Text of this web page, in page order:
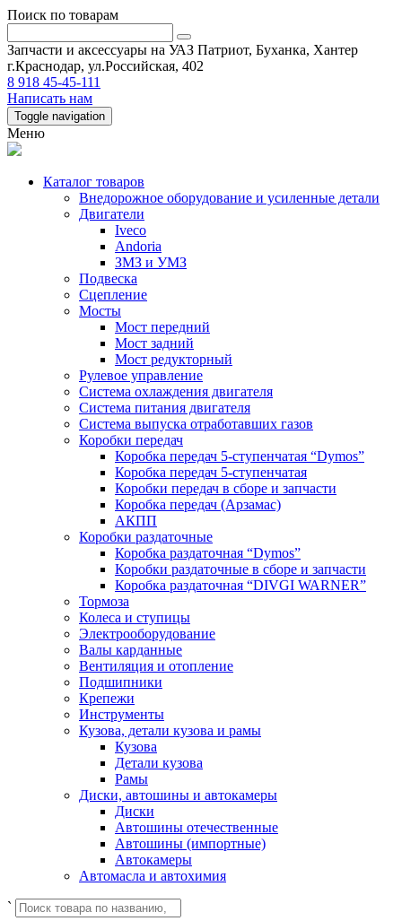
Поиск по товарам
Запчасти и аксессуары на УАЗ Патриот, Буханка, Хантер
г.Краснодар, ул.Российская, 402
8 918 45-45-111
Написать нам
Toggle navigation
Меню
Каталог товаров
Внедорожное оборудование и усиленные детали
Двигатели
Iveco
Andoria
ЗМЗ и УМЗ
Подвеска
Сцепление
Мосты
Мост передний
Мост задний
Мост редукторный
Рулевое управление
Система охлаждения двигателя
Система питания двигателя
Система выпуска отработавших газов
Коробки передач
Коробка передач 5-ступенчатая “Dymos”
Коробка передач 5-ступенчатая
Коробки передач в сборе и запчасти
Коробка передач (Арзамас)
АКПП
Коробки раздаточные
Коробка раздаточная “Dymos”
Коробки раздаточные в сборе и запчасти
Коробка раздаточная “DIVGI WARNER”
Тормоза
Колеса и ступицы
Электрооборудование
Валы карданные
Вентиляция и отопление
Подшипники
Крепежи
Инструменты
Кузова, детали кузова и рамы
Кузова
Детали кузова
Рамы
Диски, автошины и автокамеры
Диски
Автошины отечественные
Автошины (импортные)
Автокамеры
Автомасла и автохимия
`